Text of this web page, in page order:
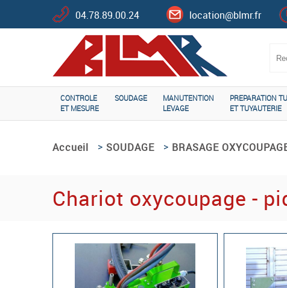
04.78.89.00.24 location@blmr.fr
CONTROLE
ET MESURE
SOUDAGE
MANUTENTION
LEVAGE
PREPARATION
ET TUYAUTERIE
Accueil > SOUDAGE > BRASAGE
Chariot oxycoupage -